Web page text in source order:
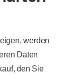
werden
Daten
den Sie